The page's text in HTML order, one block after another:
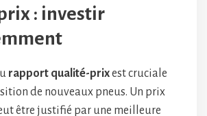
: investir
rapport qualité-prixest cruciale
de nouveaux pneus. Un prix
être justifié par une meilleure